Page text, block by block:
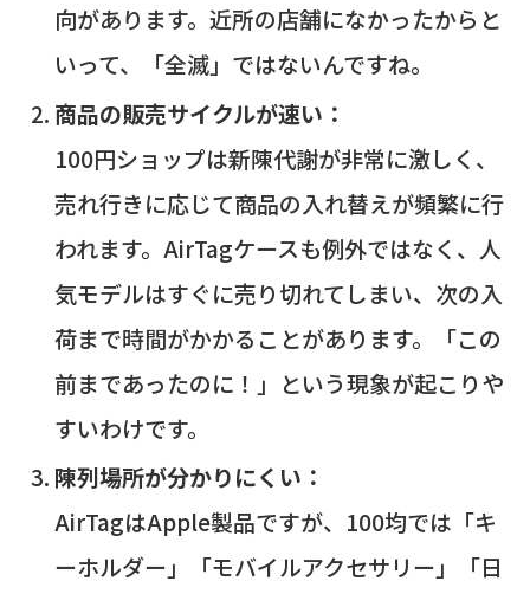
向があります。近所の店舗になかったからと
いって、「全滅」ではないんですね。
商品の販売サイクルが速い：
100円ショップは新陳代謝が非常に激しく、
売れ行きに応じて商品の入れ替えが頻繁に行
われます。AirTagケースも例外ではなく、人
気モデルはすぐに売り切れてしまい、次の入
荷まで時間がかかることがあります。「この
前まであったのに！」という現象が起こりや
すいわけです。
陳列場所が分かりにくい：
AirTagはApple製品ですが、100均では「キ
ーホルダー」「モバイルアクセサリー」「日